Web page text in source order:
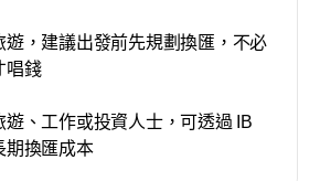
遊，建議出發前先規劃換匯，不必
唱錢
遊、工作或投資人士，可透過 IB
期換匯成本